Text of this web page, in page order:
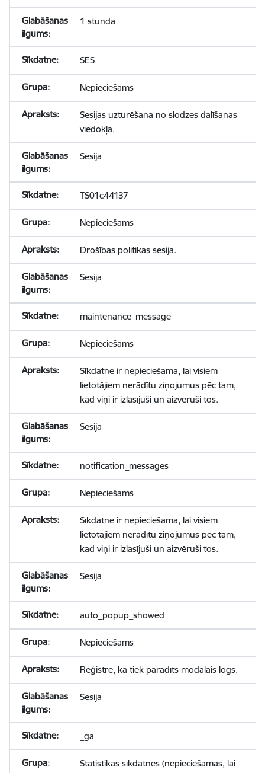
1 stunda
SES
Nepieciešams
Sesijas uzturēšana no slodzes dalīšanas
viedokļa.
Sesija
TS01c44137
Nepieciešams
Drošības politikas sesija.
Sesija
maintenance_message
Nepieciešams
Sīkdatne ir nepieciešama, lai visiem
lietotājiem nerādītu ziņojumus pēc tam,
kad viņi ir izlasījuši un aizvēruši tos.
Sesija
notification_messages
Nepieciešams
Sīkdatne ir nepieciešama, lai visiem
lietotājiem nerādītu ziņojumus pēc tam,
kad viņi ir izlasījuši un aizvēruši tos.
Sesija
auto_popup_showed
Nepieciešams
Reģistrē, ka tiek parādīts modālais logs.
Sesija
_ga
Statistikas sīkdatnes (nepieciešamas, lai